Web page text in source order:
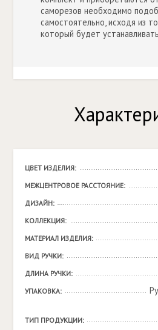
саморезов необходимо
самостоятельно, исходя из
который будет
ЦВЕТ ИЗДЕЛИЯ:
МЕЖЦЕНТРОВОЕ РАССТОЯНИЕ:
ДИЗАЙН:
КОЛЛЕКЦИЯ:
МАТЕРИАЛ ИЗДЕЛИЯ:
ВИД РУЧКИ:
ДЛИНА РУЧКИ:
УПАКОВКА:
ТИП ПРОДУКЦИИ: